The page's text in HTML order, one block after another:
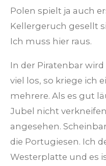
Polen spielt ja auch
Kellergeruch gesellt
Ich muss hier raus.
In der Piratenbar
viel los, so kriege ich
mehrere. Als es gut
Jubel nicht
angesehen.
die Portugiesen. Ich
Westerplatte und es